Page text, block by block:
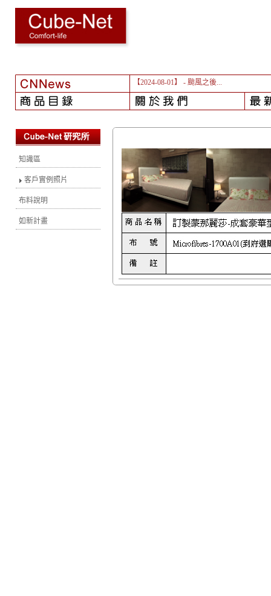
【2024-08-01】 - 颱風之後...
知識區
客戶實例照片
布料說明
如新計畫